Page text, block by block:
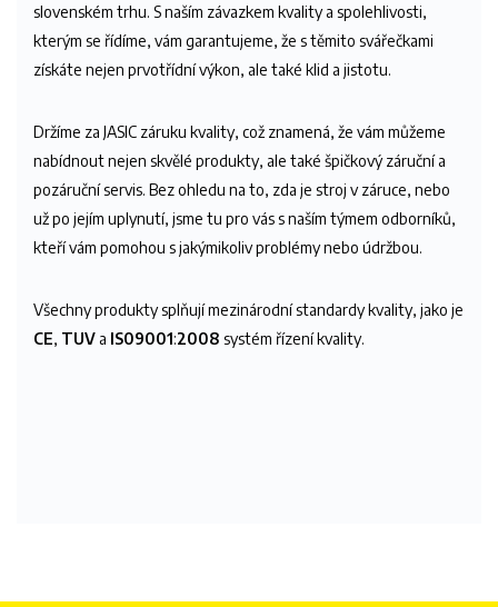
slovenském trhu. S naším závazkem kvality a spolehlivosti,
kterým se řídíme, vám garantujeme, že s těmito svářečkami
získáte nejen prvotřídní výkon, ale také klid a jistotu.
Držíme za JASIC záruku kvality, což znamená, že vám můžeme
nabídnout nejen skvělé produkty, ale také špičkový záruční a
pozáruční servis. Bez ohledu na to, zda je stroj v záruce, nebo
už po jejím uplynutí, jsme tu pro vás s naším týmem odborníků,
kteří vám pomohou s jakýmikoliv problémy nebo údržbou.
Všechny produkty splňují mezinárodní standardy kvality, jako je
CE, TUV a IS09001:2008 systém řízení kvality.